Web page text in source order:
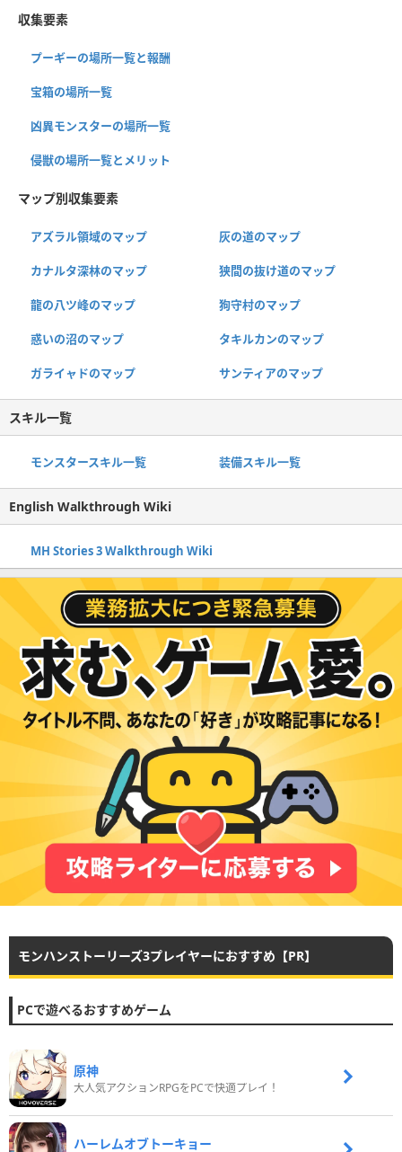
収集要素
プーギーの場所一覧と報酬
宝箱の場所一覧
凶異モンスターの場所一覧
侵獣の場所一覧とメリット
マップ別収集要素
アズラル領域のマップ 灰の道のマップ
カナルタ深林のマップ 狭間の抜け道のマップ
龍の八ツ峰のマップ 狗守村のマップ
惑いの沼のマップ タキルカンのマップ
ガライャドのマップ サンティアのマップ
スキル一覧
モンスタースキル一覧 装備スキル一覧
English Walkthrough Wiki
MH Stories 3 Walkthrough Wiki
モンハンストーリーズ3プレイヤーにおすすめ【PR】
PCで遊べるおすすめゲーム
原神
大人気アクションRPGをPCで快適プレイ！
ハーレムオブトーキョー